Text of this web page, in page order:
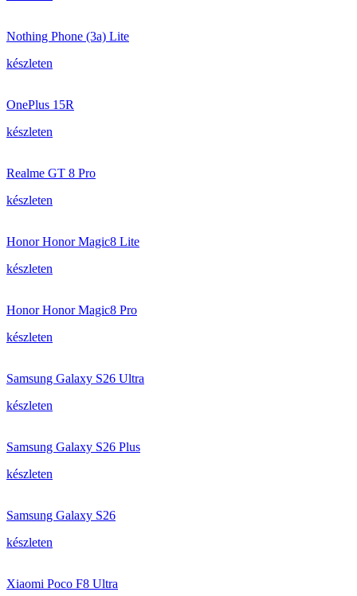
Nothing Phone (3a) Lite
készleten
OnePlus 15R
készleten
Realme GT 8 Pro
készleten
Honor Honor Magic8 Lite
készleten
Honor Honor Magic8 Pro
készleten
Samsung Galaxy S26 Ultra
készleten
Samsung Galaxy S26 Plus
készleten
Samsung Galaxy S26
készleten
Xiaomi Poco F8 Ultra